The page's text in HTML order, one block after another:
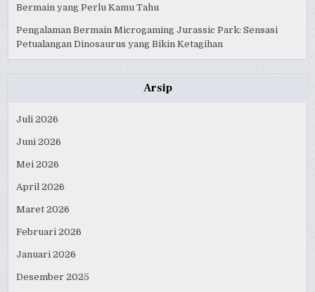
Bermain yang Perlu Kamu Tahu
Pengalaman Bermain Microgaming Jurassic Park: Sensasi
Petualangan Dinosaurus yang Bikin Ketagihan
Arsip
Juli 2026
Juni 2026
Mei 2026
April 2026
Maret 2026
Februari 2026
Januari 2026
Desember 2025